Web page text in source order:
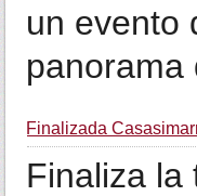
un evento
panorama
Finalizada
Finaliza la